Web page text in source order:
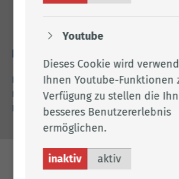
Impressum
Datenschutz
Barrierefreiheit
Youtube
Dieses Cookie wird
Ihnen Youtube-Funktionen
Verfügung zu stellen die
besseres Benutzererlebnis
ermöglichen.
inaktiv aktiv